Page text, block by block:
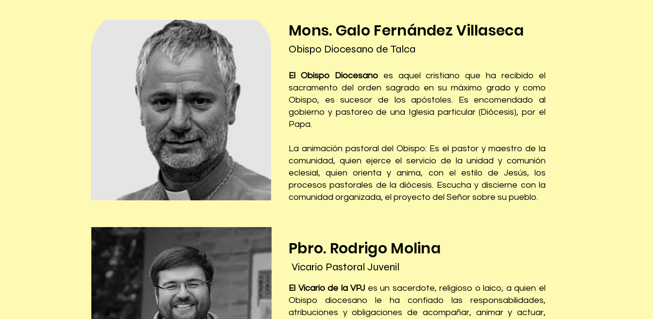
Mons. Galo Fernández Villaseca
Obispo Diocesano de Talca
El Obispo Diocesanoes aquel cristiano que ha recibido el
sacramento del orden sagrado en su máximo grado y como
Obispo, es sucesor de los apóstoles. Es encomendado al
gobierno y pastoreo de una Iglesia particular (Diócesis), por el
Papa.
La animación pastoral del Obispo: Es el pastor y maestro de la
comunidad, quien ejerce el servicio de la unidad y comunión
eclesial, quien orienta y anima, con el estilo de Jesús, los
procesos pastorales de la diócesis. Escucha y discierne con la
comunidad organizada, el proyecto del Señor sobre su pueblo.
Pbro. Rodrigo Molina
Vicario Pastoral Juvenil
El Vicario de la VPJ es un sacerdote, religioso o laico, a quien el
Obispo diocesano le ha confiado las responsabilidades,
atribuciones y obligaciones de acompañar, animar y actuar,